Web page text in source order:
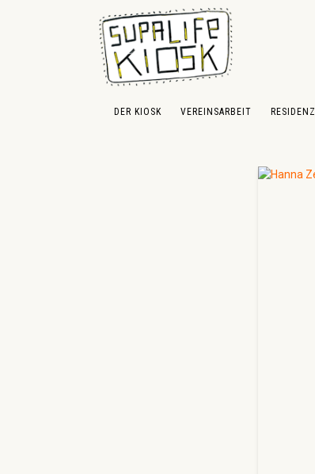
Hauptinhalt springen
Zur Suche springen
Zur Hauptnavigation springen
DER KIOSK VEREINSARBEIT RESIDENZ